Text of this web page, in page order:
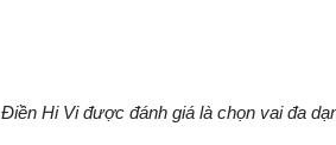
Điền Hi Vi được đánh giá là chọn vai đa